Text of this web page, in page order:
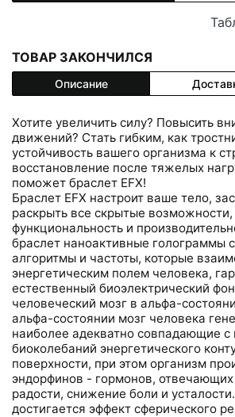
ТОВАР ЗАКОНЧИЛСЯ
Описание
Хотите увеличить силу? Повысить
движений? Стать гибким, как
устойчивость вашего организма к
восстановление после тяжелых
поможет браслет EFX!
Браслет EFX настроит ваше тело,
раскрыть все скрытые
функциональность и
браслет наноактивные голограммы
алгоритмы и частоты, которые
энергетическим полем человека,
естественный биоэлектрический
человеческий мозг в альфа-
альфа-состоянии мозг человека
наиболее адекватно совпадающие с
биоколебаний энергетического
поверхности, при этом организм
эндорфинов - гормонов,
радости, снижение боли и
достигается эффект сферического